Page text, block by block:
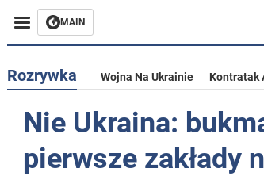
MAIN
Rozrywka Wojna Na Ukrainie Kontratak
Nie Ukraina:
pierwsze zakłady